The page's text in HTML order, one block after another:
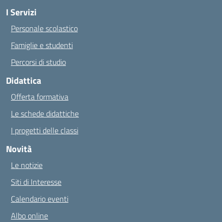
I Servizi
Personale scolastico
Famiglie e studenti
Percorsi di studio
Didattica
Offerta formativa
Le schede didattiche
I progetti delle classi
Novità
Le notizie
Siti di Interesse
Calendario eventi
Albo online